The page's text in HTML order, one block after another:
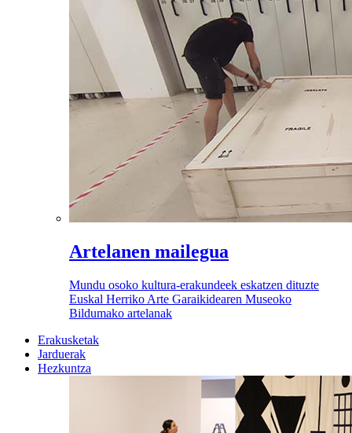
Artelanen mailegua
Mundu osoko kultura-erakundeek eskatzen dituzte
Euskal Herriko Arte Garaikidearen Museoko
Bildumako artelanak
Erakusketak
Jarduerak
Hezkuntza